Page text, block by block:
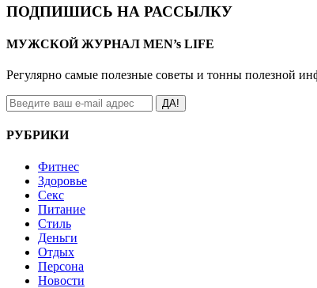
ПОДПИШИСЬ НА РАССЫЛКУ
МУЖСКОЙ ЖУРНАЛ MEN’s LIFE
Регулярно самые полезные советы и тонны полезной
ДА!
РУБРИКИ
Фитнес
Здоровье
Секс
Питание
Стиль
Деньги
Отдых
Персона
Новости